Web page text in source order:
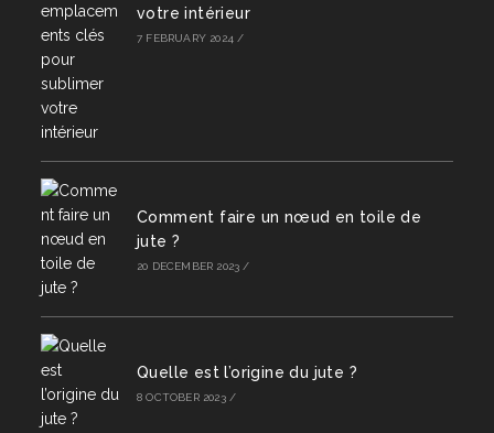
votre intérieur
7 FEBRUARY 2024 /
Comment faire un nœud en toile de
jute ?
20 DECEMBER 2023 /
Quelle est l’origine du jute ?
8 OCTOBER 2023 /